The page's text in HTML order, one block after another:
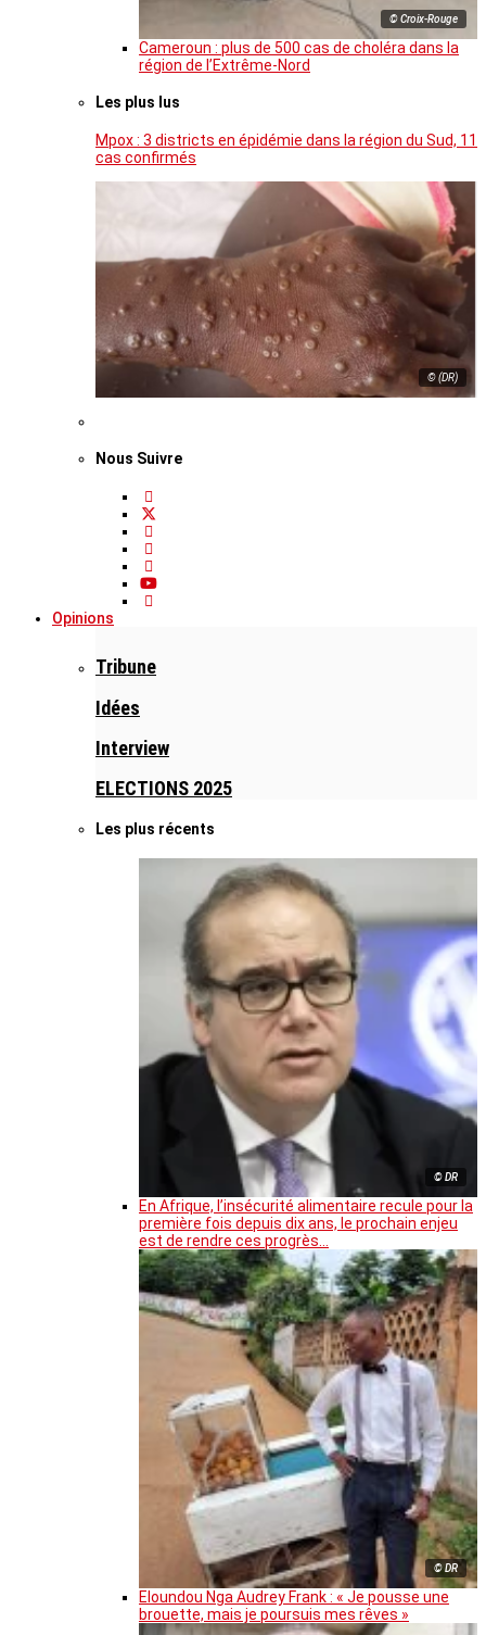
© Croix-Rouge
Cameroun : plus de 500 cas de choléra dans la
région de l’Extrême-Nord
Les plus lus
Mpox : 3 districts en épidémie dans la région du Sud, 11
cas confirmés
© (DR)
Nous Suivre
Opinions
Tribune
Idées
Interview
ELECTIONS 2025
Les plus récents
© DR
En Afrique, l’insécurité alimentaire recule pour la
première fois depuis dix ans, le prochain enjeu
est de rendre ces progrès…
© DR
Eloundou Nga Audrey Frank : « Je pousse une
brouette, mais je poursuis mes rêves »